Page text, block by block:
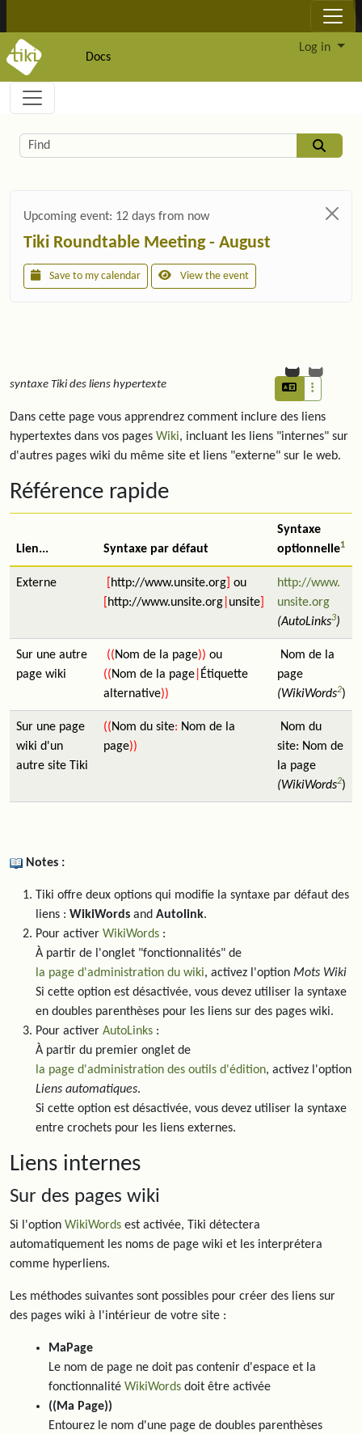
Docs
Log in
Navigation and related functionality and
Related content
Find
Upcoming event: 12 days from now
Tiki Roundtable Meeting - August
Save to my calendar View the event
syntaxe Tiki des liens hypertexte
Dans cette page vous apprendrez comment inclure des liens
hypertextes dans vos pages Wiki, incluant les liens "internes" sur
d'autres pages wiki du même site et liens "externe" sur le web.
Référence rapide
Lien... Syntaxe par défaut
Syntaxe
optionnelle1
Externe http://www.unsite.org ou
http://www.unsite.org unsite
http://www.
unsite.org
(AutoLinks3)
Sur une autre
page wiki
((Nom de la page)) ou
((Nom de la page Étiquette
alternative))
Nom de la
page
(WikiWords2)
Sur une page
wiki d'un
autre site Tiki
((Nom du site: Nom de la
page))
Nom du
site: Nom de
la page
(WikiWords2)
Notes :
Tiki offre deux options qui modifie la syntaxe par défaut des
liens : WikiWords and Autolink.
Pour activer WikiWords :
À partir de l'onglet "fonctionnalités" de
la page d'administration du wiki, activez l'option Mots Wiki
Si cette option est désactivée, vous devez utiliser la syntaxe
en doubles parenthèses pour les liens sur des pages wiki.
Pour activer AutoLinks :
À partir du premier onglet de
la page d'administration des outils d'édition, activez l'option
Liens automatiques.
Si cette option est désactivée, vous devez utiliser la syntaxe
entre crochets pour les liens externes.
Liens internes
Sur des pages wiki
Si l'option WikiWords est activée, Tiki détectera
automatiquement les noms de page wiki et les interprétera
comme hyperliens.
Les méthodes suivantes sont possibles pour créer des liens sur
des pages wiki à l'intérieur de votre site :
MaPage
Le nom de page ne doit pas contenir d'espace et la
fonctionnalité WikiWords doit être activée
((Ma Page))
Entourez le nom d'une page de doubles parenthèses